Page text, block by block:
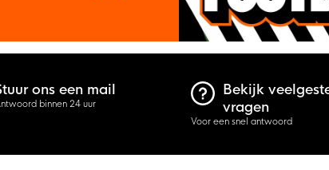
ons een mail
binnen 24 uur
Bekijk
vragen
Voor een snel antwoord